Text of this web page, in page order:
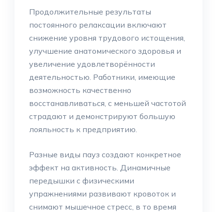
Продолжительные результаты
постоянного релаксации включают
снижение уровня трудового истощения,
улучшение анатомического здоровья и
увеличение удовлетворённости
деятельностью. Работники, имеющие
возможность качественно
восстанавливаться, с меньшей частотой
страдают и демонстрируют большую
лояльность к предприятию.
Разные виды пауз создают конкретное
эффект на активность. Динамичные
передышки с физическими
упражнениями развивают кровоток и
снимают мышечное стресс, в то время